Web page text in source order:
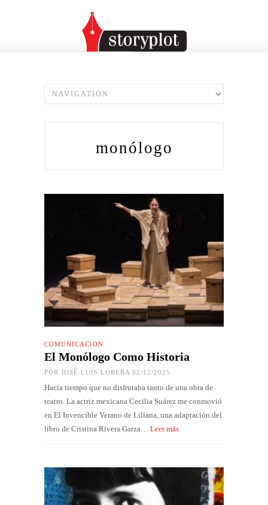
monólogo
COMUNICACIÓN
El Monólogo Como Historia
POR JOSÉ LUIS LOBERA 02/12/2025
Hacía tiempo que no disfrutaba tanto de una obra de
teatro. La actriz mexicana Cecilia Suárez me conmovió
en El Invencible Verano de Liliana, una adaptación del
libro de Cristina Rivera Garza… Leer más